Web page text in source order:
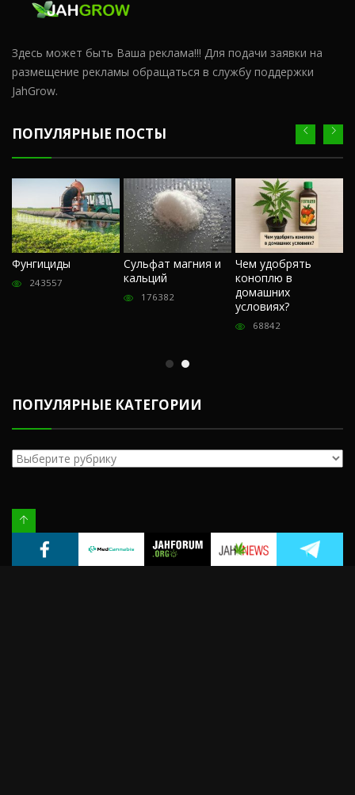
Здесь может быть Ваша реклама!!! Для подачи заявки на
размещение рекламы обращаться в службу поддержки
JahGrow.
ПОПУЛЯРНЫЕ ПОСТЫ
Фунгициды
243557
Сульфат магния и
кальций
176382
Чем удобрять
коноплю в
домашних
условиях?
68842
ПОПУЛЯРНЫЕ КАТЕГОРИИ
Популярные